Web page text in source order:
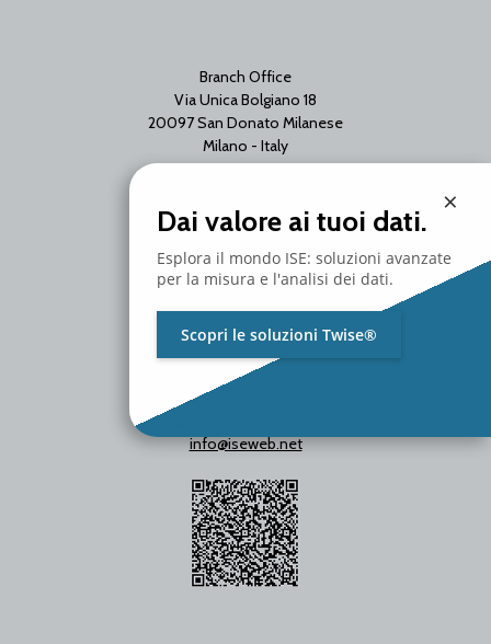
Branch Office
Via Unica Bolgiano 18
20097 San Donato Milanese
Milano - Italy
T. +39 02 2153663
P.Iva / C.F. 01642060469
info@iseweb.net
×
Dai valore ai tuoi dati.
Esplora il mondo ISE: soluzioni avanzate
per la misura e l'analisi dei dati.
Scopri le soluzioni Twise®